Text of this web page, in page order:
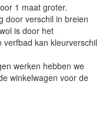
1 maat groter.
door verschil in breien
is door het
kan kleurverschil
werken hebben we
winkelwagen voor de